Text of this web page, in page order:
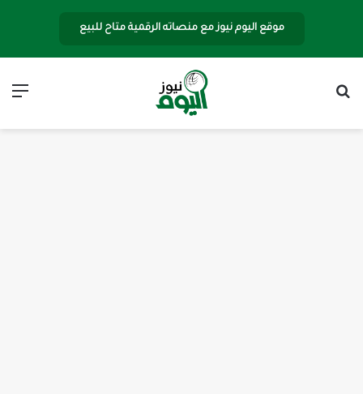
موقع اليوم نيوز مع منصاته الرقمية متاح للبيع